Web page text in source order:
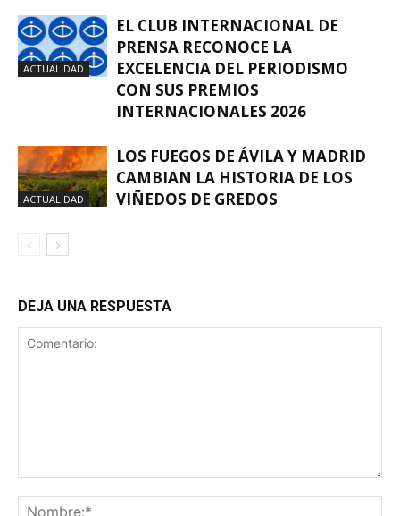
ACTUALIDAD
EL CLUB INTERNACIONAL DE
PRENSA RECONOCE LA
EXCELENCIA DEL PERIODISMO
CON SUS PREMIOS
INTERNACIONALES 2026
ACTUALIDAD
LOS FUEGOS DE ÁVILA Y MADRID
CAMBIAN LA HISTORIA DE LOS
VIÑEDOS DE GREDOS
DEJA UNA RESPUESTA